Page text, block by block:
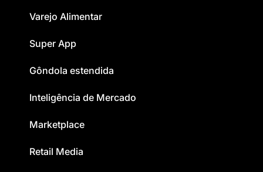
Varejo Alimentar
Super App
Gôndola estendida
Inteligência de Mercado
Marketplace
Retail Media